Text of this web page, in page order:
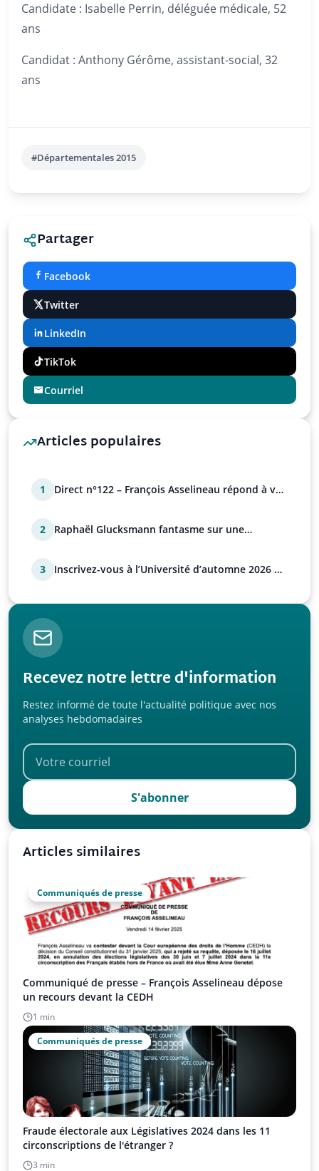
Candidate : Isabelle Perrin, déléguée médicale, 52
ans
Candidat : Anthony Gérôme, assistant-social, 32
ans
#Départementales 2015
Partager
Facebook
Twitter
LinkedIn
TikTok
Courriel
Articles populaires
1
Direct n°122 – François Asselineau répond à vos
2
Raphaël Glucksmann fantasme sur une
3
Inscrivez-vous à l’Université d’automne 2026 de
Recevez notre lettre d'information
Restez informé de toute l'actualité politique avec nos
analyses hebdomadaires
S'abonner
Articles similaires
Communiqués de presse
Communiqué de presse – François Asselineau dépose
un recours devant la CEDH
1 min
Communiqués de presse
Fraude électorale aux Législatives 2024 dans les 11
circonscriptions de l'étranger ?
3 min